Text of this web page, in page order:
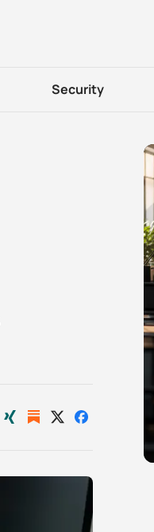
Security
Auf Auf Auf